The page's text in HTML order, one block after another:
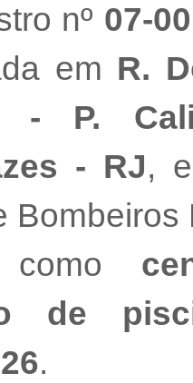
nº 07-
em R.
- P.
- RJ,
como
de
.